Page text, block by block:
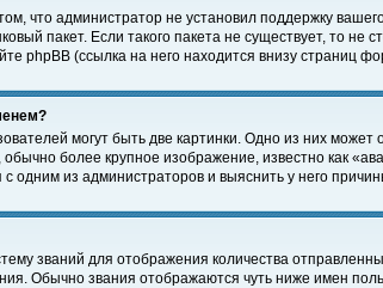
что администратор не установил поддержку
пакет. Если такого пакета не существует, то
phpBB (ссылка на него находится внизу страниц
могут быть две картинки. Одно из них
более крупное изображение, известно как
одним из администраторов и выяснить у него
званий для отображения количества
Обычно звания отображаются чуть ниже имен